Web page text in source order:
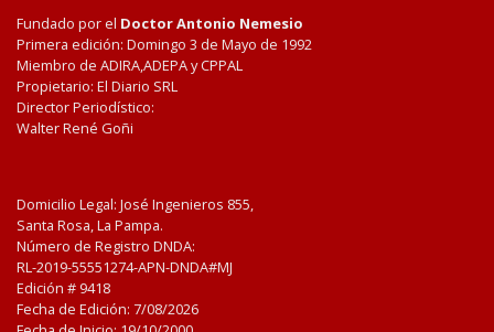
Fundado por el Doctor Antonio Nemesio
Primera edición: Domingo 3 de Mayo de 1992
Miembro de ADIRA,ADEPA y CPPAL
Propietario: El Diario SRL
Director Periodístico:
Walter René Goñi
Domicilio Legal: José Ingenieros 855,
Santa Rosa, La Pampa.
Número de Registro DNDA:
RL-2019-55551274-APN-DNDA#MJ
Edición # 9418
Fecha de Edición: 7/08/2026